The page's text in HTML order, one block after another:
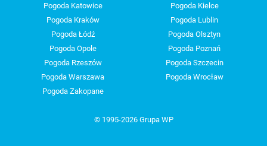
Pogoda Katowice
Pogoda Kielce
Pogoda Kraków
Pogoda Lublin
Pogoda Łódź
Pogoda Olsztyn
Pogoda Opole
Pogoda Poznań
Pogoda Rzeszów
Pogoda Szczecin
Pogoda Warszawa
Pogoda Wrocław
Pogoda Zakopane
© 1995-2026 Grupa WP